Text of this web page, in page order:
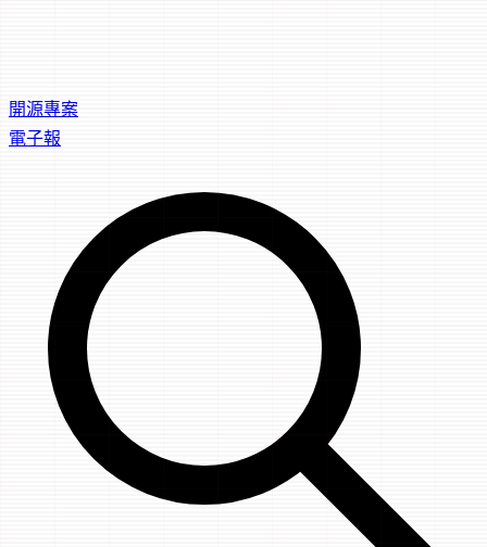
開源專案
電子報